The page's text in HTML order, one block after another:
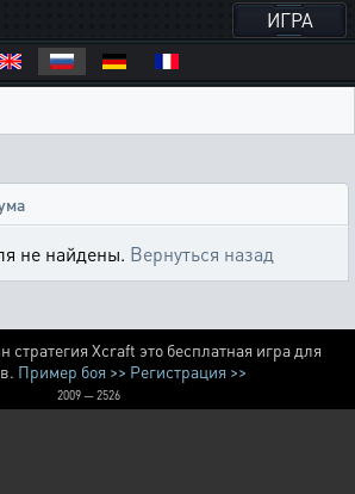
ИГРА
не найдены. Вернуться назад
стратегия Xcraft это бесплатная игра для
Пример боя >> Регистрация >>
2009 — 2526